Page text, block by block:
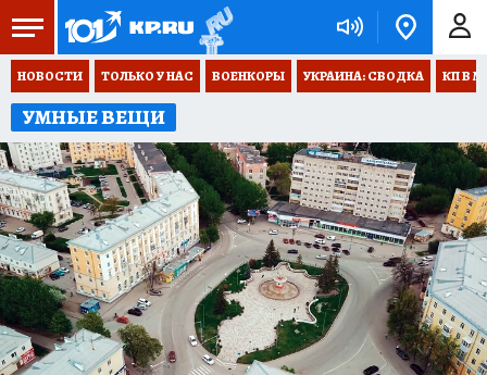
НОВОСТИ ТОЛЬКО У НАС ВОЕНКОРЫ УКРАИНА: СВОДКА КП В
УМНЫЕ ВЕЩИ